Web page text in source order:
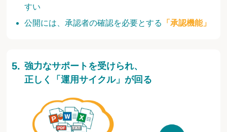
すい
公開には、承認者の確認を必要とする
「承認機能」
強力なサポートを受けられ、
正しく「運用サイクル」が回る